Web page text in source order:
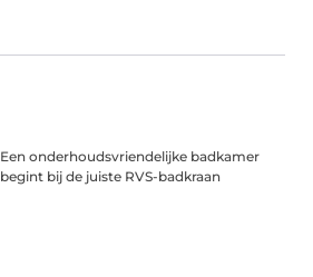
Een onderhoudsvriendelijke badkamer
begint bij de juiste RVS-badkraan